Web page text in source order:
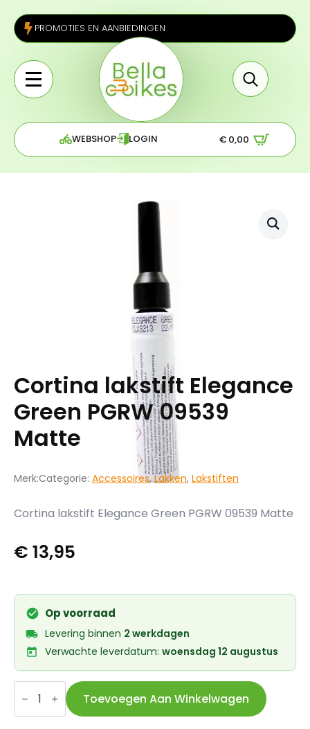
PROMOTIES EN AANBIEDINGEN
for:
WEBSHOP LOGIN € 0,00
Cortina lakstift Elegance
Green PGRW 09539
Matte
Merk:Categorie: Accessoires,Lakken, Lakstiften
Cortina lakstift Elegance Green PGRW 09539 Matte
€ 13,95
Op voorraad
Levering binnen 2 werkdagen
Verwachte leverdatum: woensdag 12 augustus
Cortina
lakstift
Elegance
Green
Toevoegen Aan Winkelwagen